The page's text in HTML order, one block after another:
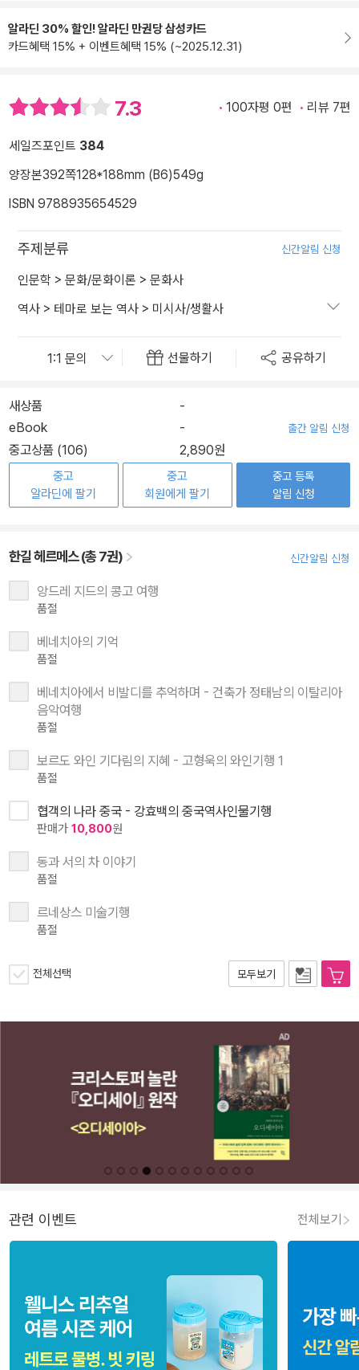
알라딘 30% 할인! 알라딘 만권당 삼성카드
카드혜택 15% + 이벤트혜택 15% (~2025.12.31)
7.3 100자평 0편 리뷰 7편
세일즈포인트 384
양장본392쪽128*188mm (B6)549g
ISBN 9788935654529
주제분류 신간알림 신청
인문학 > 문화/문화이론 > 문화사
역사 > 테마로 보는 역사 > 미시사/생활사
선물하기 공유하기
새상품
-
eBook
- 출간 알림 신청
중고상품 (106) 2,890원
중고
알라딘에 팔기
중고
회원에게 팔기
중고 등록
알림 신청
한길 헤르메스 (총 7권) 신간알림 신청
앙드레 지드의 콩고 여행
품절
베네치아의 기억
품절
베네치아에서 비발디를 추억하며 - 건축가 정태남의 이탈리아
음악여행
품절
보르도 와인 기다림의 지혜 - 고형욱의 와인기행 1
품절
협객의 나라 중국 - 강효백의 중국역사인물기행
판매가 10,800원
동과 서의 차 이야기
품절
르네상스 미술기행
품절
전체선택 모두보기
관련 이벤트 전체보기